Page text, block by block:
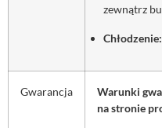
zewnątrz
Chłodzenie:
Gwarancja
Warunki
na stronie